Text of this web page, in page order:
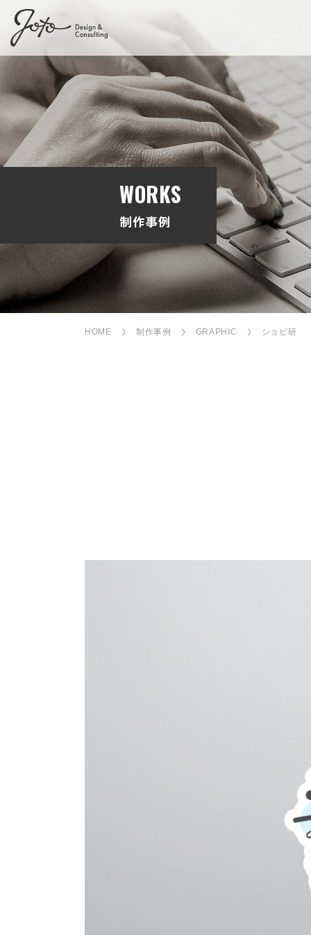
WORKS
制作事例
HOME 制作事例 GRAPHIC ショピ研